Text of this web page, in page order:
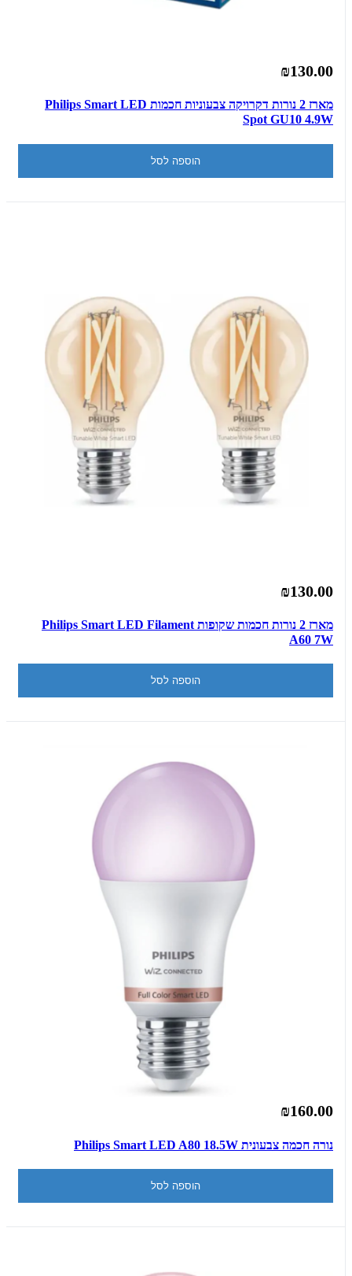
₪130.00
מארז 2 נורות דקרויקה צבעוניות חכמות Philips Smart LED
Spot GU10 4.9W
הוספה לסל
₪130.00
מארז 2 נורות חכמות שקופות Philips Smart LED Filament
A60 7W
הוספה לסל
₪160.00
נורה חכמה צבעונית Philips Smart LED A80 18.5W
הוספה לסל